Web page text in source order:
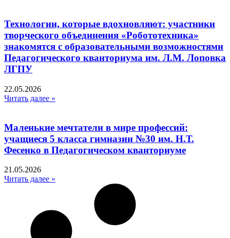
Технологии, которые вдохновляют: участники
творческого объединения «Робототехника»
знакомятся с образовательными возможностями
Педагогического кванториума им. Л.М. Лоповка
ЛГПУ
22.05.2026
Читать далее »
Маленькие мечтатели в мире профессий:
учащиеся 5 класса гимназии №30 им. Н.Т.
Фесенко в Педагогическом кванториуме
21.05.2026
Читать далее »